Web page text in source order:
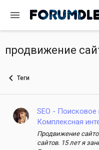
продвижение
Теги
SEO - Поисковое
Комплексная
Продвижение
сайтов. 15 лет я